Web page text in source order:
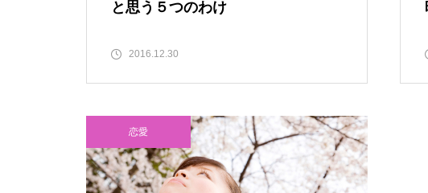
と思う５つのわけ
2016.12.30
恋愛